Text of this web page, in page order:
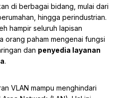
di berbagai bidang, mulai dari
hingga perindustrian.
hampir seluruh lapisan
orang paham mengenai fungsi
dan penyedia layanan
.
VLAN mampu menghindari